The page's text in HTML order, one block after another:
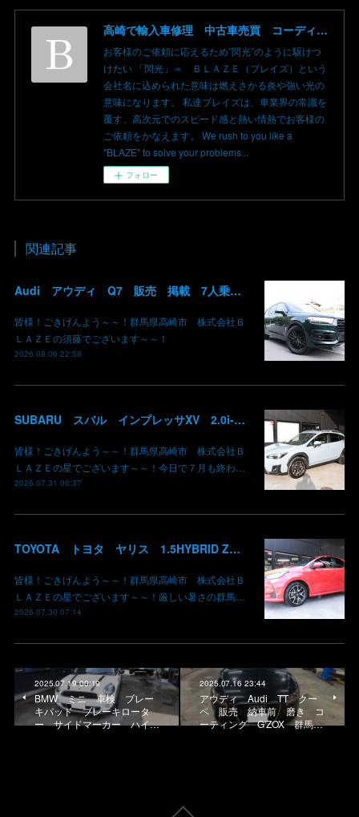
高崎で輸入車修理 中古車売買 コーディングならBLAZE（ブレイズ）へ│BLAZE Total Car Support & Modify in Takasaki Gunma
お客様のご依頼に応えるため”閃光”のように駆けつ
けたい 「閃光」＝ ＢＬＡＺＥ（ブレイズ）という
会社名に込められた意味は燃えさかる炎や強い光の
意味になります。 私達ブレイズは、車業界の常識を
覆す、高次元でのスピード感と熱い情熱でお客様の
ご依頼をかなえます。 We rush to you like a
"BLAZE" to solve your problems...
フォロー
関連記事
Audi アウディ Q7 販売 掲載 7人乗り リアモニター サンルーフ 車検整備2年付き 群馬 高崎
皆様！ごきげんよう～～！群馬県高崎市 株式会社Ｂ
ＬＡＺＥの須藤でございます～～！
2026.08.06 22:58
SUBARU スバル インプレッサXV 2.0i-L EyeSight AWD 御納車 GT7 群馬県高崎市 株式会社BLAZE
皆様！ごきげんよう～～！群馬県高崎市 株式会社Ｂ
ＬＡＺＥの星でございます～～！今日で７月も終わ…
2026.07.31 06:37
TOYOTA トヨタ ヤリス 1.5HYBRID Z 御納車 MXPH10 コーラルクリスタルシャイン 3U7 群馬県高崎市 株式会社BLAZE
皆様！ごきげんよう～～！群馬県高崎市 株式会社Ｂ
ＬＡＺＥの星でございます～～！厳しい暑さの群馬…
2026.07.30 07:14
2025.07.19 00:19
BMW ミニ 車検 ブレー
キパッド ブレーキロータ
ー サイドマーカー ハイ…
2025.07.16 23:44
アウディ Audi TT クー
ペ 販売 納車前 磨き コ
ーティング G'ZOX 群馬…